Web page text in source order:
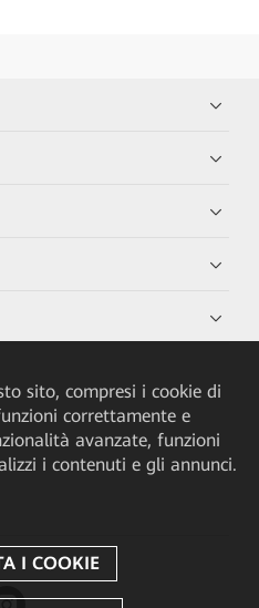
sito, compresi i cookie di
correttamente e
avanzate, funzioni
i contenuti e gli annunci.